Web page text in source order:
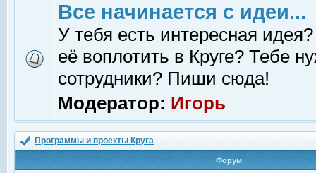
Все начинается с идеи...
У тебя есть интересная
её воплотить в Круге? Тебе
сотрудники? Пиши сюда!
Модератор: Игорь
Программы и проекты Круга
Форум